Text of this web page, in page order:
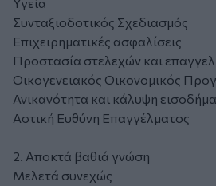
Υγεία
Συνταξιοδοτικός Σχεδιασμός
Επιχειρηματικές ασφαλίσεις
Προστασία στελεχών και
Οικογενειακός Οικονομικός
Ανικανότητα και κάλυψη
Αστική Ευθύνη Επαγγέλματος
2. Αποκτά βαθιά γνώση
Μελετά συνεχώς